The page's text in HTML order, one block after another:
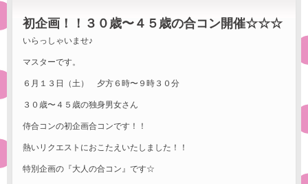
初企画！！３０歳〜４５歳の合コン開催☆☆☆
いらっしゃいませ♪
マスターです。
６月１３日（土） 夕方６時〜９時３０分
３０歳〜４５歳の独身男女さん
侍合コンの初企画合コンです！！
熱いリクエストにおこたえいたしました！！
特別企画の『大人の合コン』です☆